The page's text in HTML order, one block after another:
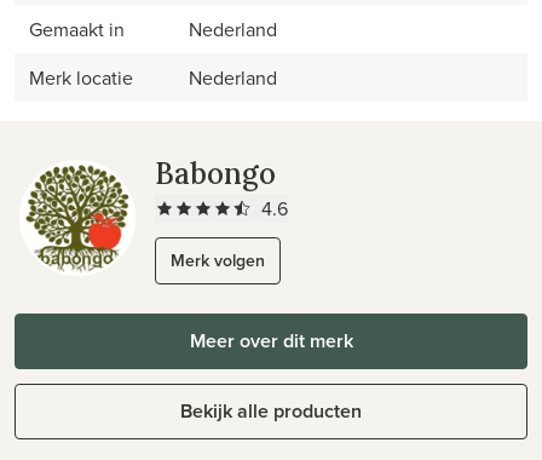
Gemaakt in
Nederland
Merk locatie
Nederland
Babongo
4.6
Merk volgen
Meer over dit merk
Bekijk alle producten